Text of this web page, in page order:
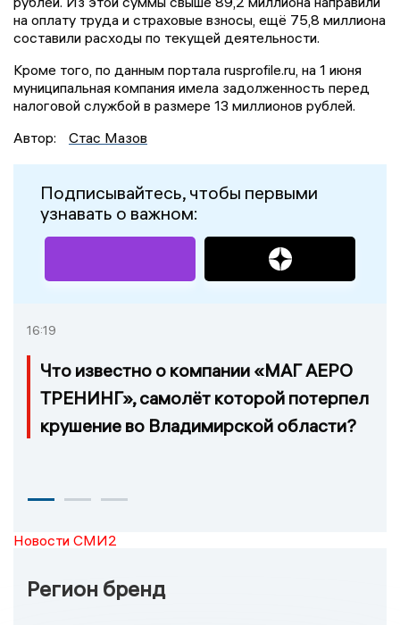
на оплату труда и страховые взносы, ещё 75,8 миллиона
составили расходы по текущей деятельности.
Кроме того, по данным портала rusprofile.ru, на 1 июня
муниципальная компания имела задолженность перед
налоговой службой в размере 13 миллионов рублей.
Автор:
Стас Мазов
Подписывайтесь, чтобы первыми
узнавать о важном:
16:19
Что известно о компании «МАГ АЕРО
ТРЕНИНГ», самолёт которой потерпел
крушение во Владимирской области?
Новости СМИ2
Регион бренд